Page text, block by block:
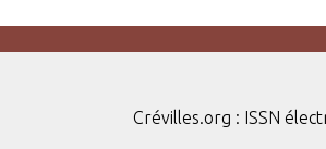
Crévilles.org : ISSN